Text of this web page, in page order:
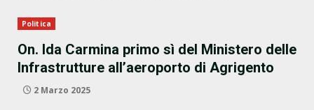
Politica
On. Ida Carmina primo sì del Ministero delle
Infrastrutture all’aeroporto di Agrigento
2 Marzo 2025